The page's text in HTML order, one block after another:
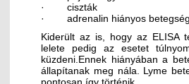
· ciszták
· adrenalin hiányos
Kiderült az is, hogy az ELISA
lelete pedig az esetet
küzdeni.Ennek hiányában a
állapítanak meg nála. Lyme